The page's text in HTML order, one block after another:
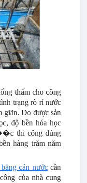
thấm cho công
trạng rò rỉ nước
giãn. Do được sản
độ bền hóa học
thi công đúng
hàng trăm năm
cản nướccần
của nhà cung